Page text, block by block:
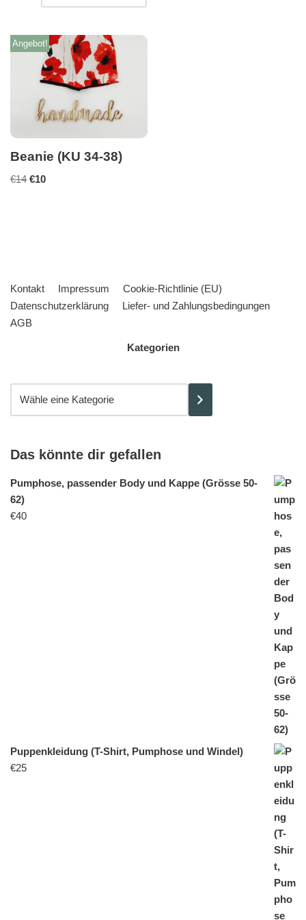
Angebot!
Beanie (KU 34-38)
€14 €10
Kontakt Impressum
Cookie-Richtlinie (EU)
Datenschutzerklärung
Liefer- und Zahlungsbedingungen
AGB
Kategorien
Das könnte dir gefallen
Pumphose, passender Body und Kappe (Grösse 50-
62)
€40
Puppenkleidung (T-Shirt, Pumphose und Windel)
€25